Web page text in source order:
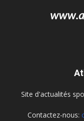
Site d'actualités
Contactez-nous: